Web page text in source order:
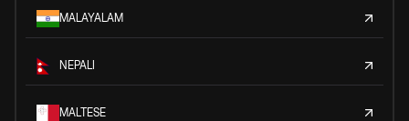
MALAYALAM
NEPALI
MALTESE